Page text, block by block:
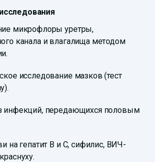
микрофлоры уретры,
канала и влагалища методом
исследование мазков (тест
инфекций, передающихся половым
на гепатит В и С, сифилис, ВИЧ-